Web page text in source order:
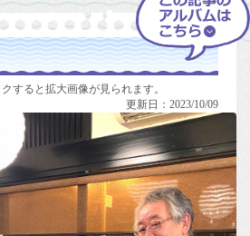
すると拡大画像が見られます。
更新日：2023/10/09